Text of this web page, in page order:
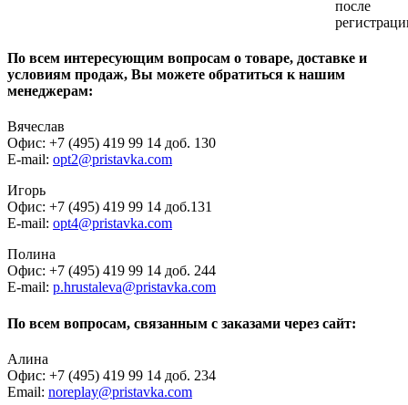
после
По всем интересующим вопросам о товаре, доставке и
условиям продаж, Вы можете обратиться к нашим
менеджерам:
Вячеслав
Офис: +7 (495) 419 99 14 доб. 130
E-mail: opt2@pristavka.com
Игорь
Офис: +7 (495) 419 99 14 доб.131
E-mail: opt4@pristavka.com
Полина
Офис: +7 (495) 419 99 14 доб. 244
E-mail: p.hrustaleva@pristavka.com
По всем вопросам, связанным с заказами через сайт:
Алина
Офис: +7 (495) 419 99 14 доб. 234
Email: noreplay@pristavka.com